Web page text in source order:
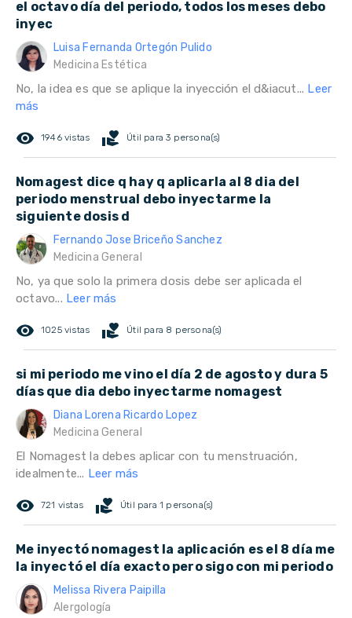
el octavo día del periodo, todos los meses debo
inyec
Luisa Fernanda Ortegón Pulido
Medicina Estética
No, la idea es que se aplique la inyección el d&iacut... Leer
más
remove_red_eye 1946 vistas volunteer_activism Útil para 3 persona(s)
Nomagest dice q hay q aplicarla al 8 dia del
periodo menstrual debo inyectarme la
siguiente dosis d
Fernando Jose Briceño Sanchez
Medicina General
No, ya que solo la primera dosis debe ser aplicada el
octavo... Leer más
remove_red_eye 1025 vistas volunteer_activism Útil para 8 persona(s)
si mi periodo me vino el día 2 de agosto y dura 5
días que dia debo inyectarme nomagest
Diana Lorena Ricardo Lopez
Medicina General
El Nomagest la debes aplicar con tu menstruación,
idealmente... Leer más
remove_red_eye 721 vistas volunteer_activism Útil para 1 persona(s)
Me inyectó nomagest la aplicación es el 8 día me
la inyectó el día exacto pero sigo con mi periodo
Melissa Rivera Paipilla
Alergología